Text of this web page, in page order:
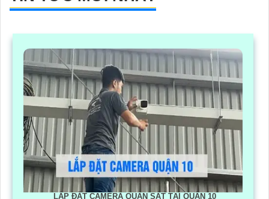
LẮP ĐẶT CAMERA QUAN SÁT TẠI QUẬN 10